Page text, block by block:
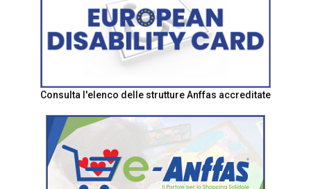
Consulta l'elenco delle strutture Anffas accreditate